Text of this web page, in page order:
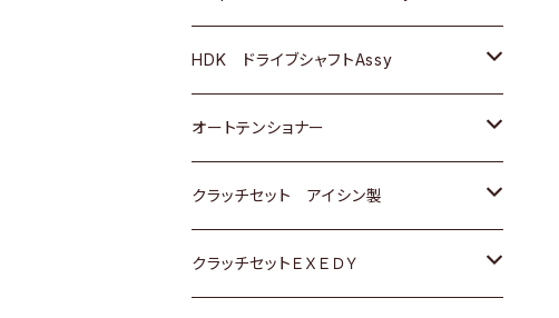
ＢＥＮＺ
スバル
三菱
スバル
マツダ
三菱
スバル
マツダ
三菱
スバル
日産
いすゞ
ダイハツ
マツダ
ＢＭＷ
GOLF
ＷＡＧＥＮ
アストロ（シボレー）
ＢＭＷ
ＷＡＧＥＮ
ＶＯＬＶＯ
トヨタ
ホンダ
スズキ
日産
HDK ドライブシャフトAssy
スズキ
ダイハツ
日産
オートテンショナー
トヨタ
クラッチセット アイシン製
ホンダ
クラッチセットＥＸＥＤＹ